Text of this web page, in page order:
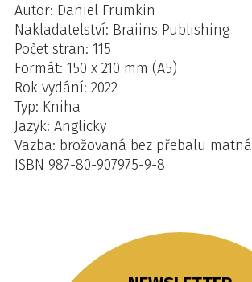
Autor: Daniel Frumkin
Nakladatelství: Braiins Publishing
Počet stran: 115
Formát: 150 x 210 mm (A5)
Rok vydání: 2022
Typ: Kniha
Jazyk: Anglicky
Vazba: brožovaná bez přebalu matná
ISBN 987-80-907975-9-8